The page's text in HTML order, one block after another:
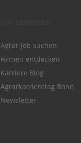
Agrar Job suchen
Firmen entdecken
Karriere Blog
Agrarkarrieretag Bonn
Newsletter